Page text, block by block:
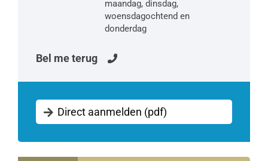
maandag, dinsdag,
woensdagochtend en
donderdag
Bel me terug
Direct aanmelden (pdf)